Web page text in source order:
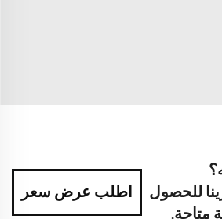
للحصول
متاحة.
اطلب عرض سعر